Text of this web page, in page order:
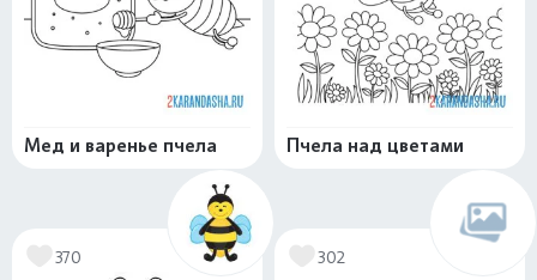
Мед и варенье пчела Пчела над цветами
370 302